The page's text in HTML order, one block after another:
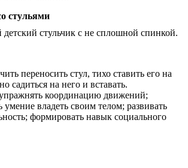
детский стульчик с не сплошной спинкой.
переносить стул, тихо ставить его на
садиться на него и вставать.
координацию движений;
умение владеть своим телом; развивать
формировать навык социального